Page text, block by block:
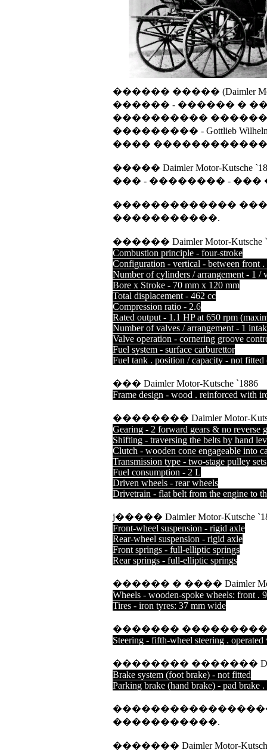
������ ����� (Daimler
������ - ������ �
����������
��������� - Gottlieb Wilhelm
���� ������������
����� Daimler Motor-Kutsche
��� - �������� -
������������� ������
�����������.
������ Daimler Motor-Kutsche
Combustion principle - four-stroke
Configuration - vertical - between front .
Number of cylinders / arrangement - 1 /
Bore x Stroke - 70 mm x 120 mm
Total displacement - 462 cc
Compression ratio - 2.6
Rated output - 1.1 HP at 650 rpm
Number of valves / arrangement - 1
Valve operation - cornering groove
Fuel system - surface carburettor
Fuel tank . position / capacity - not
��� Daimler Motor-Kutsche `1886
Frame design - wood . reinforced with
�������� Daimler Motor-
Gearing - 2 forward gears & no reverse
Shifting - traversing the belts by hand
Clutch - wooden cone engageable into
Transmission type - two-stage pulley
Fuel consumption - 2 L
Driven wheels - rear wheels
Drivetrain - flat belt from the engine to
ϳ����� Daimler Motor-Kutsche
Front-wheel suspension - rigid axle
Rear-wheel suspension - rigid axle
Front springs - full-elliptic springs
Rear springs - full-elliptic springs
������ � ���� Daimler
Wheels - wooden-spoke wheels: front .
Tires - iron tyres: 37 mm wide
������� ���������
Steering - fifth-wheel steering .
�������� ������� Daimler
Brake system (foot brake) - not fitted
Parking brake (hand brake) - pad brake
�����������������
�����������.
������� Daimler Motor-